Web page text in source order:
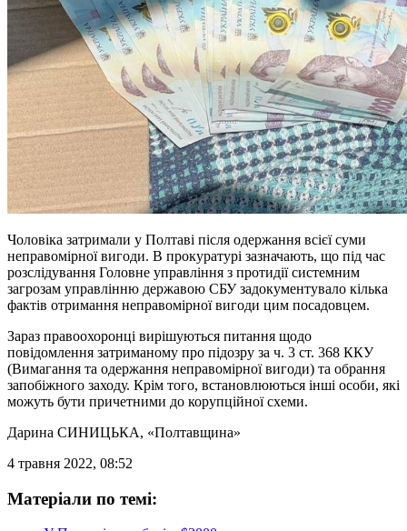
Чоловіка затримали у Полтаві після одержання всієї суми
неправомірної вигоди. В прокуратурі зазначають, що під час
розслідування Головне управління з протидії системним
загрозам управлінню державою СБУ задокументувало кілька
фактів отримання неправомірної вигоди цим посадовцем.
Зараз правоохоронці вирішуються питання щодо
повідомлення затриманому про підозру за ч. 3 ст. 368 ККУ
(Вимагання та одержання неправомірної вигоди) та обрання
запобіжного заходу. Крім того, встановлюються інші особи, які
можуть бути причетними до корупційної схеми.
Дарина СИНИЦЬКА, «Полтавщина»
4 травня 2022, 08:52
Матеріали по темі: